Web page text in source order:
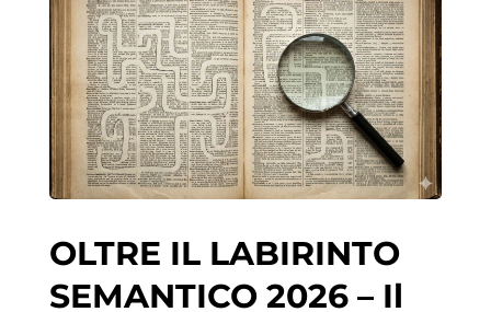
OLTRE IL LABIRINTO
SEMANTICO 2026 – Il